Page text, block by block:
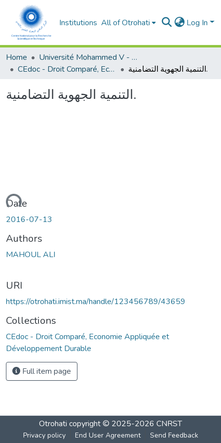
Institutions All of Otrohati Log In
Home
Université Mohammed V - Rabat
CEdoc - Droit Comparé, Economie Appliquée et Développement Durable
التنمية الجهوية التضامنية.
التنمية الجهوية التضامنية.
Date
2016-07-13
Authors
MAHOUL ALI
URI
https://otrohati.imist.ma/handle/123456789/43659
Collections
CEdoc - Droit Comparé, Economie Appliquée et
Développement Durable
Full item page
Otrohati copyright © 2025-2026 CNRST
Privacy policy End User Agreement Send Feedback